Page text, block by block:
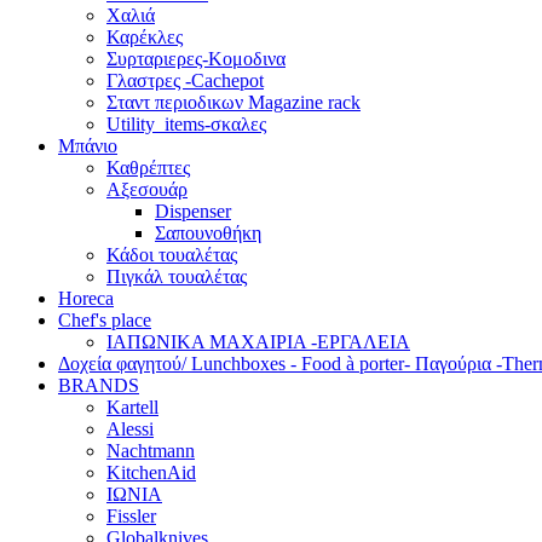
Χαλιά
Καρέκλες
Συρταριερες-Κομοδινα
Γλαστρες -Cachepot
Σταντ περιοδικων Magazine rack
Utility_items-σκαλες
Μπάνιο
Καθρέπτες
Αξεσουάρ
Dispenser
Σαπουνοθήκη
Κάδοι τουαλέτας
Πιγκάλ τουαλέτας
Horeca
Chef's place
ΙΑΠΩΝΙΚΑ ΜΑΧΑΙΡΙΑ -ΕΡΓΑΛΕΙΑ
Δoχεία φαγητού/ Lunchboxes - Food à porter- Παγούρια -
BRANDS
Kartell
Alessi
Nachtmann
KitchenAid
ΙΩΝΙΑ
Fissler